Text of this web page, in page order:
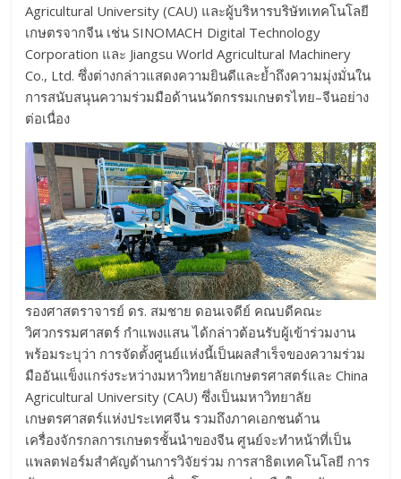
Agricultural University (CAU) และผู้บริหารบริษัทเทคโนโลยี
เกษตรจากจีน เช่น SINOMACH Digital Technology
Corporation และ Jiangsu World Agricultural Machinery
Co., Ltd. ซึ่งต่างกล่าวแสดงความยินดีและย้ำถึงความมุ่งมั่นใน
การสนับสนุนความร่วมมือด้านนวัตกรรมเกษตรไทย–จีนอย่าง
ต่อเนื่อง
รองศาสตราจารย์ ดร. สมชาย ดอนเจดีย์ คณบดีคณะ
วิศวกรรมศาสตร์ กำแพงแสน ได้กล่าวต้อนรับผู้เข้าร่วมงาน
พร้อมระบุว่า การจัดตั้งศูนย์แห่งนี้เป็นผลสำเร็จของความร่วม
มืออันแข็งแกร่งระหว่างมหาวิทยาลัยเกษตรศาสตร์และ China
Agricultural University (CAU) ซึ่งเป็นมหาวิทยาลัย
เกษตรศาสตร์แห่งประเทศจีน รวมถึงภาคเอกชนด้าน
เครื่องจักรกลการเกษตรชั้นนำของจีน ศูนย์จะทำหน้าที่เป็น
แพลตฟอร์มสำคัญด้านการวิจัยร่วม การสาธิตเทคโนโลยี การ